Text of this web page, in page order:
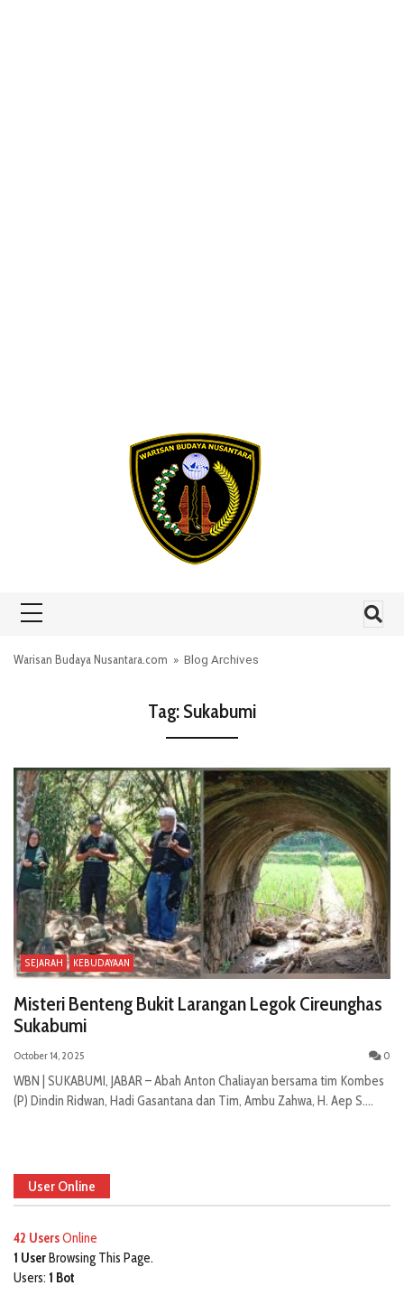
Warisan Budaya Nusantara.com » Blog Archives
Tag:Sukabumi
SEJARAH KEBUDAYAAN
Misteri Benteng Bukit Larangan Legok Cireunghas
Sukabumi
October 14, 2025 0
WBN | SUKABUMI, JABAR – Abah Anton Chaliayan bersama tim Kombes
(P) Dindin Ridwan, Hadi Gasantana dan Tim, Ambu Zahwa, H. Aep S....
User Online
42 UsersOnline
1 UserBrowsing This Page.
Users: 1 Bot